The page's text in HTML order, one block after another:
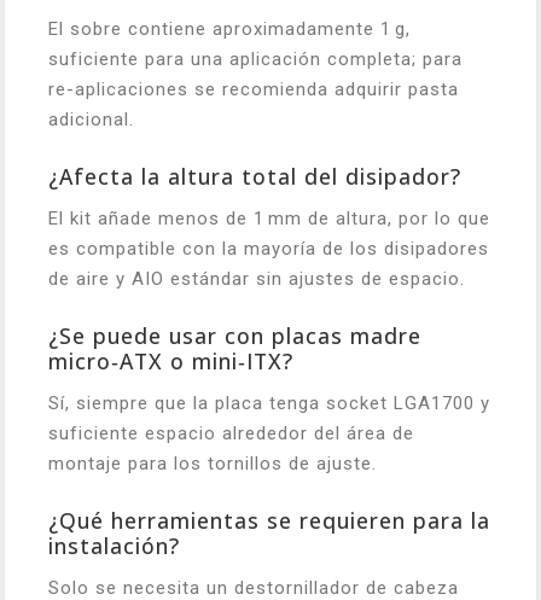
El sobre contiene aproximadamente 1 g,
suficiente para una aplicación completa; para
re-aplicaciones se recomienda adquirir pasta
adicional.
¿Afecta la altura total del disipador?
El kit añade menos de 1 mm de altura, por lo que
es compatible con la mayoría de los disipadores
de aire y AIO estándar sin ajustes de espacio.
¿Se puede usar con placas madre
micro‑ATX o mini‑ITX?
Sí, siempre que la placa tenga socket LGA1700 y
suficiente espacio alrededor del área de
montaje para los tornillos de ajuste.
¿Qué herramientas se requieren para la
instalación?
Solo se necesita un destornillador de cabeza